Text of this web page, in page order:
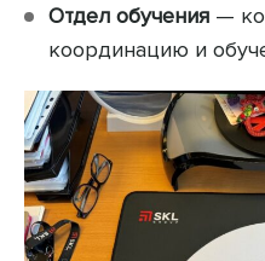
Отдел обучения —
координацию и